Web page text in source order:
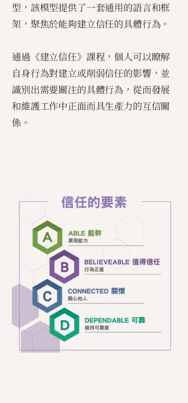
型，該模型提供了一套通用的語言和框
架，聚焦於能夠建立信任的具體行為。
通過《建立信任》課程，個人可以瞭解
自身行為對建立或削弱信任的影響，並
識別出需要關注的具體行為，從而發展
和維護工作中正面而具生產力的互信關
係。